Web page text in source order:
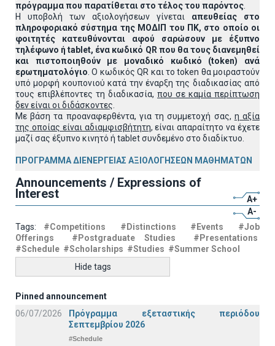
πρόγραμμα που παρατίθεται στο τέλος του παρόντος
Η υποβολή των αξιολογήσεων γίνεται απευθείας στο
πληροφοριακό σύστημα της ΜΟΔΙΠ του ΠΚ, στο οποίο οι
φοιτητές κατευθύνονται αφού σαρώσουν με έξυπνο
τηλέφωνο ήtablet, ένα κωδικό QR που θα τους διανεμηθεί
και πιστοποιηθούν με μοναδικό κωδικό (token) ανά
ερωτηματολόγιο . Ο κωδικός QR και το token θα μοιραστούν
υπό μορφή κουπονιού κατά την έναρξη της διαδικασίας από
τους επιβλέποντες τη διαδικασία, που σε καμία περίπτωση
δεν είναι οι διδάσκοντες
Με βάση τα προαναφερθέντα, για τη συμμετοχή σας, η αξία
της οποίας είναι αδιαμφισβήτητη, είναι απαραίτητο να έχετε
μαζί σας έξυπνο κινητό ή tablet συνδεμένο στο διαδίκτυο.
ΠΡΟΓΡΑΜΜΑ ΔΙΕΝΕΡΓΕΙΑΣ ΑΞΙΟΛΟΓΗΣΕΩΝ ΜΑΘΗΜΑΤΩΝ
Announcements / Expressions of
Interest
A+
A-
Tags: #Competitions #Distinctions #Events
#Job
Offerings
#Postgraduate Studies
#Presentations
#Schedule #Scholarships #Studies #Summer School
Hide tags
Pinned announcement
06/07/2026
Πρόγραμμα εξεταστικής περιόδου
Σεπτεμβρίου 2026
#Schedule